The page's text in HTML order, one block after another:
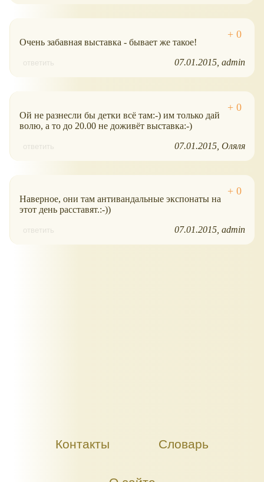
Очень забавная выставка - бывает же такое!
ответить 07.01.2015 admin
Ой не разнесли бы детки всё там:-) им только дай
волю, а то до 20.00 не доживёт выставка:-)
ответить 07.01.2015 Оляля
Наверное, они там антивандальные экспонаты на
этот день расставят.:-))
ответить 07.01.2015 admin
Контакты Словарь